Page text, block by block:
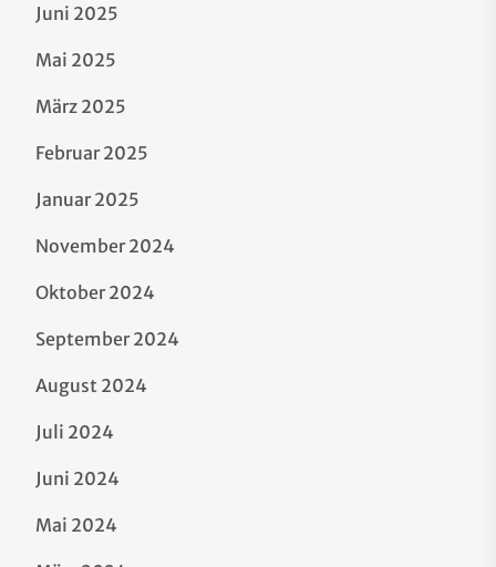
Juni 2025
Mai 2025
März 2025
Februar 2025
Januar 2025
November 2024
Oktober 2024
September 2024
August 2024
Juli 2024
Juni 2024
Mai 2024